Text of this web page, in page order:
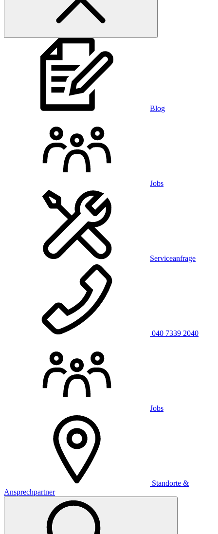
Blog
Jobs
Serviceanfrage
040 7339 2040
Jobs
Standorte &
Ansprechpartner